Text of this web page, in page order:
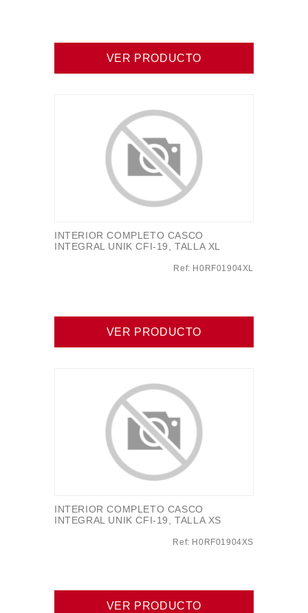
VER PRODUCTO
INTERIOR COMPLETO CASCO
INTEGRAL UNIK CFI-19, TALLA XL
Ref: H0RF01904XL
VER PRODUCTO
INTERIOR COMPLETO CASCO
INTEGRAL UNIK CFI-19, TALLA XS
Ref: H0RF01904XS
VER PRODUCTO